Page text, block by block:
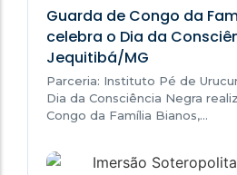
Guarda de Congo da
celebra o Dia da
Jequitibá/MG
Parceria: Instituto Pé de
Dia da Consciência Negra
Congo da Família Bianos,…